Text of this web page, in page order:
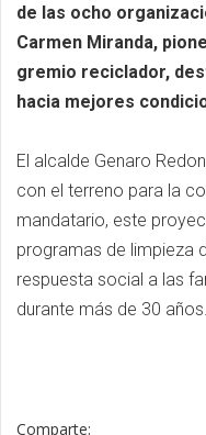
de las ocho
Carmen Miranda,
gremio reciclador,
hacia mejores
El alcalde Genaro
con el terreno para la
mandatario, este
programas de limpieza
respuesta social a las
durante más de 30 años.
Comparte: